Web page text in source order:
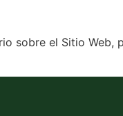
sobre el Sitio Web,